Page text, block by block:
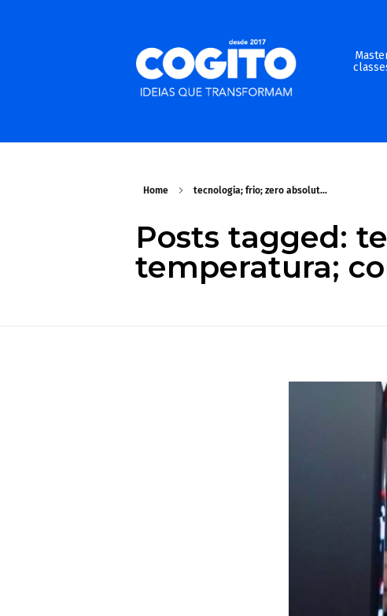
Home tecnologia; frio; zero absolut...
Posts tagged:
temperatura;